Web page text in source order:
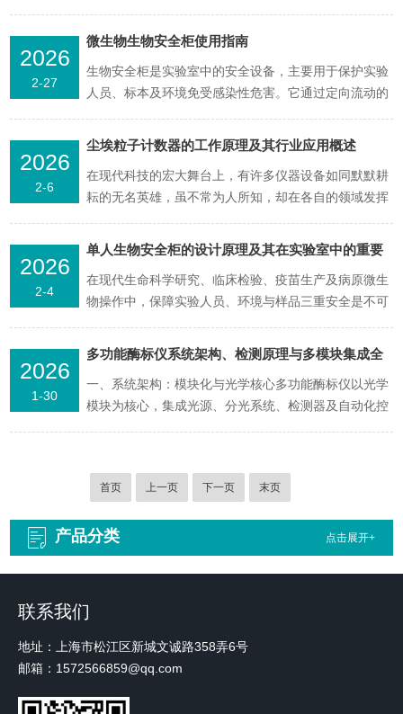
实验室中的应用，分析其在安全和效率方面存在的问
题，并提出针对性的优化策略，旨在为细胞培养实验室
的高效、安全运行提供参考。一、引言细胞培养是生物
学、医学等领域...
2026
2-27
微生物生物安全柜使用指南
生物安全柜是实验室中的安全设备，主要用于保护实验
人员、标本及环境免受感染性危害。它通过定向流动的
护操作人员。外界空气经过高效过滤后进入安全柜，避
免样本被污染；柜内空气也经过高效过滤后排出，以保
护环境。��分级与分型生物安全柜分为一级、二级和
三级，根据不...
2026
2-6
尘埃粒子计数器的工作原理及其行业应用概述
在现代科技的宏大舞台上，有许多仪器设备如同默默耕
耘的无名英雄，虽不常为人所知，却在各自的领域发挥
埃粒子计数器，从名字上看，就知道它的主要任务是对
尘埃粒子进行计数。它是一种用于测量洁净环境中单位
体积内尘埃粒子大小及数量的仪器。在制药、电子、食
品、航空航天...
2026
2-4
单人生物安全柜的设计原理及其在实验室中的重要
在现代生命科学研究、临床检验、疫苗生产及病原微生
物操作中，保障实验人员、环境与样品三重安全是不可
为主）作为专为单人操作设计的核心防护设备，凭借其
高效空气过滤系统、定向气流控制和密闭操作空间，成
为处理潜在感染性材料时的“安全堡垒”，被誉为实...
2026
1-30
多功能酶标仪系统架构、检测原理与多模块集成全
一、系统架构：模块化与光学核心多功能酶标仪以光学
模块为核心，集成光源、分光系统、检测器及自动化控
长灵活选择。分光系统支持双光栅与滤光片混合光路，
确保激发/发射波长独立调节（如EX250-850n...
首页 上一页 下一页 末页
产品分类 点击展开+
联系我们
地址：上海市松江区新城文诚路358弄6号
邮箱：1572566859@qq.com